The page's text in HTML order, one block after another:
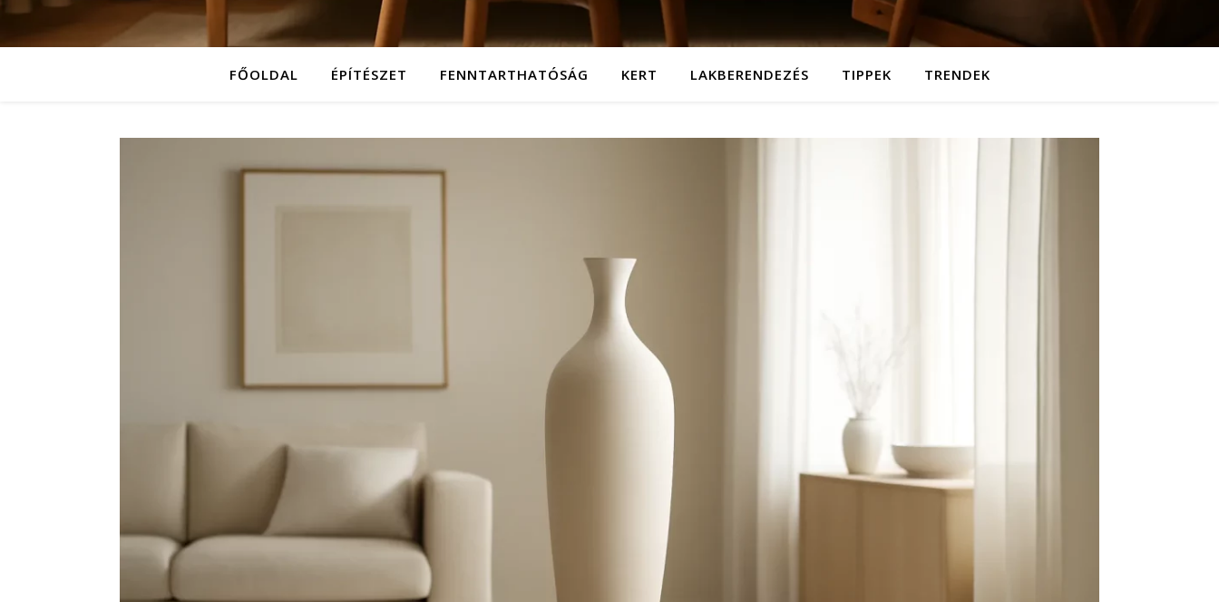
FŐOLDAL ÉPÍTÉSZET FENNTARTHATÓSÁG KERT LAKBERENDEZÉS TIPPEK TRENDEK